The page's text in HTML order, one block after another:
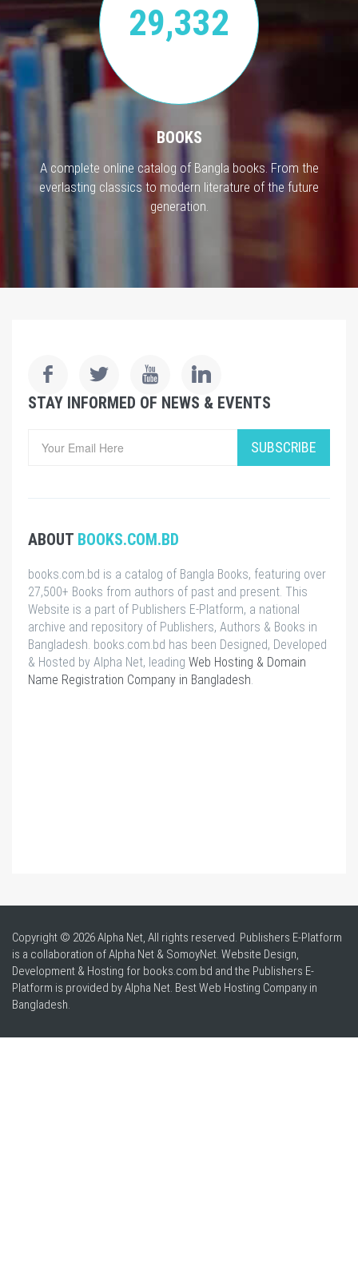
29,332
BOOKS
A complete online catalog of Bangla books. From the
everlasting classics to modern literature of the future
generation.
STAY INFORMED OF NEWS & EVENTS
SUBSCRIBE
ABOUT BOOKS.COM.BD
books.com.bd is a catalog of Bangla Books, featuring over
27,500+ Books from authors of past and present. This
Website is a part of Publishers E-Platform, a national
archive and repository of Publishers, Authors & Books in
Bangladesh. books.com.bd has been Designed, Developed
& Hosted by Alpha Net, leading Web Hosting & Domain
Name Registration Company in Bangladesh
Copyright © 2026 Alpha Net, All rights reserved. Publishers E-Platform
is a collaboration of Alpha Net & SomoyNet. Website Design,
Development & Hosting for books.com.bd and the Publishers E-
Platform is provided by Alpha Net. BestWeb Hosting Company in
Bangladesh.